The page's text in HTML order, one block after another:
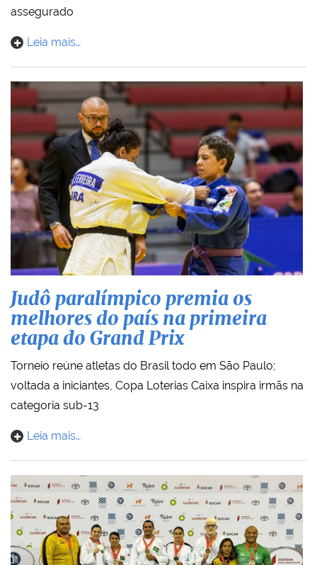
assegurado
Leia mais…
Judô paralímpico premia os
melhores do país na primeira
etapa do Grand Prix
Torneio reúne atletas do Brasil todo em São Paulo;
voltada a iniciantes, Copa Loterias Caixa inspira irmãs na
categoria sub-13
Leia mais…